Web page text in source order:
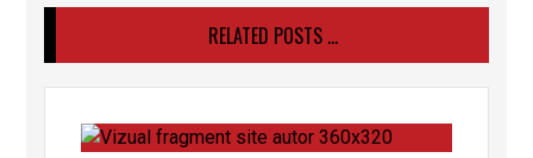
RELATED POSTS ...